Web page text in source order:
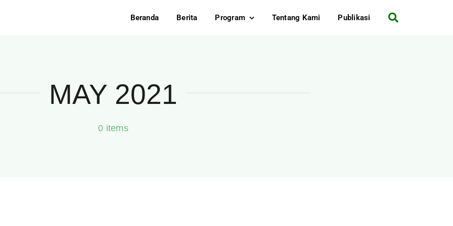
Beranda Berita Program Tentang Kami Publikasi
MAY 2021
0 items